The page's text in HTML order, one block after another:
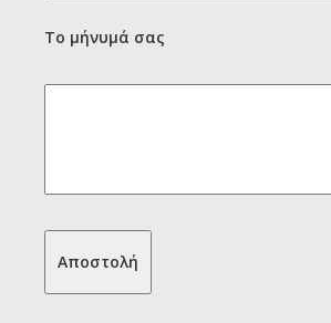
Το μήνυμά σας